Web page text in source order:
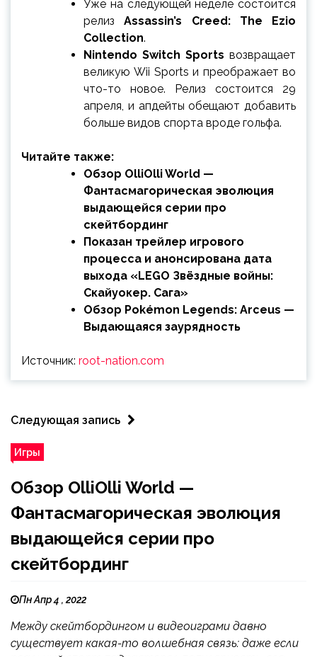
Уже на следующей неделе состоится
релизAssassin’s Creed: The Ezio
Collection.
Nintendo Switch Sports возвращает
великую Wii Sports и преображает во
что-то новое. Релиз состоится 29
апреля, и апдейты обещают добавить
больше видов спорта вроде гольфа.
Читайте также:
Обзор OlliOlli World —
Фантасмагорическая эволюция
выдающейся серии про
скейтбординг
Показан трейлер игрового
процесса и анонсирована дата
выхода «LEGO Звёздные войны:
Скайуокер. Сага»
Обзор Pokémon Legends: Arceus —
Выдающаяся заурядность
Источник: root-nation.com
Следующая запись
Игры
Обзор OlliOlli World —
Фантасмагорическая эволюция
выдающейся серии про
скейтбординг
Пн Апр 4 , 2022
Между скейтбордингом и видеоиграми давно
существует какая-то волшебная связь: даже если